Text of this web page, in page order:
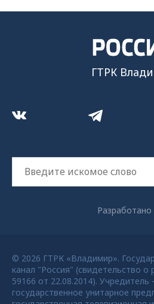
ГТРК
Разработано
© 2026 ГТРК «Владимир».
канал "Россия" (свидетельство
59166 от 22.08.2014).
государственное унитарное